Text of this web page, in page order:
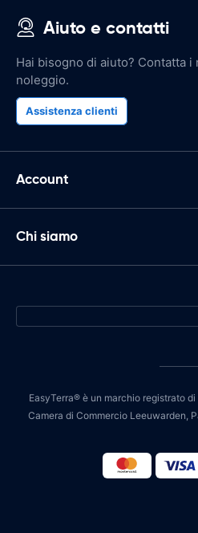
Aiuto e contatti
Hai bisogno di aiuto? Contatta
noleggio.
Assistenza clienti
Account
Chi siamo
EasyTerra® è un marchio registrato
Camera di Commercio Leeuwarden,